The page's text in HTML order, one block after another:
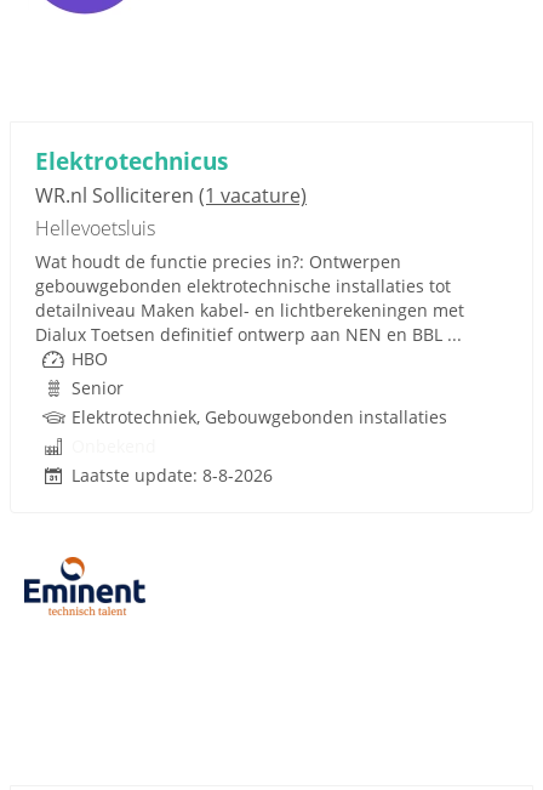
Elektrotechnicus
WR.nl Solliciteren (1 vacature)
Hellevoetsluis
Wat houdt de functie precies in?: Ontwerpen
gebouwgebonden elektrotechnische installaties tot
detailniveau Maken kabel- en lichtberekeningen met
Dialux Toetsen definitief ontwerp aan NEN en BBL ...
HBO
Senior
Elektrotechniek, Gebouwgebonden installaties
Laatste update: 8-8-2026